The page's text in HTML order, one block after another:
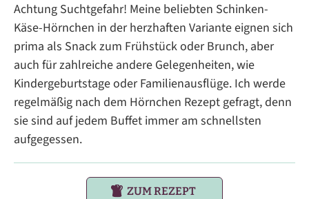
Achtung Suchtgefahr! Meine beliebten Schinken-
Käse-Hörnchen in der herzhaften Variante eignen sich
prima als Snack zum Frühstück oder Brunch, aber
auch für zahlreiche andere Gelegenheiten, wie
Kindergeburtstage oder Familienausflüge. Ich werde
regelmäßig nach dem Hörnchen Rezept gefragt, denn
sie sind auf jedem Buffet immer am schnellsten
aufgegessen.
ZUM REZEPT